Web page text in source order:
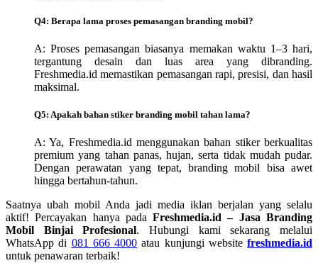
Q4: Berapa lama proses pemasangan branding mobil?
A: Proses pemasangan biasanya memakan waktu 1–3 hari,
tergantung desain dan luas area yang dibranding.
Freshmedia.id memastikan pemasangan rapi, presisi, dan hasil
maksimal.
Q5: Apakah bahan stiker branding mobil tahan lama?
A: Ya, Freshmedia.id menggunakan bahan stiker berkualitas
premium yang tahan panas, hujan, serta tidak mudah pudar.
Dengan perawatan yang tepat, branding mobil bisa awet
hingga bertahun-tahun.
Saatnya ubah mobil Anda jadi media iklan berjalan yang selalu
aktif! Percayakan hanya padaFreshmedia.id – Jasa Branding
Mobil Binjai Profesional. Hubungi kami sekarang melalui
WhatsApp di 081 666 4000 atau kunjungi website freshmedia.id
untuk penawaran terbaik!